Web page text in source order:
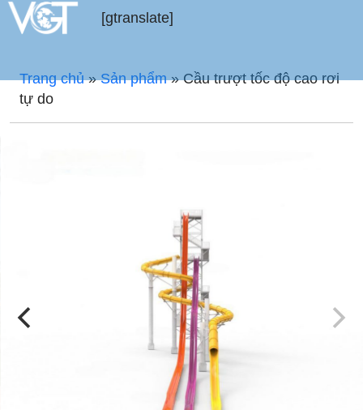
[gtranslate]
Trang chủ»Sản phẩm»Cầu trượt tốc độ cao rơi
tự do